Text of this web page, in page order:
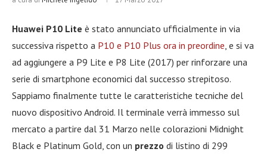
Huawei P10 Lite è stato annunciato ufficialmente in via
successiva rispetto a P10 e P10 Plus ora in preordine , e si va
ad aggiungere a P9 Lite e P8 Lite (2017) per rinforzare una
serie di smartphone economici dal successo strepitoso.
Sappiamo finalmente tutte le caratteristiche tecniche del
nuovo dispositivo Android. Il terminale verrà immesso sul
mercato a partire dal 31 Marzo nelle colorazioni Midnight
Black e Platinum Gold, con un prezzo di listino di 299